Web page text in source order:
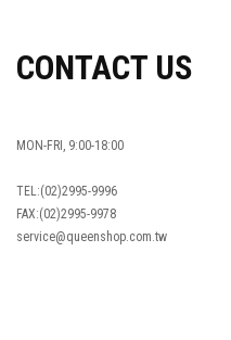
CONTACT US
MON-FRI, 9:00-18:00
TEL:(02)2995-9996
FAX:(02)2995-9978
service@queenshop.com.tw